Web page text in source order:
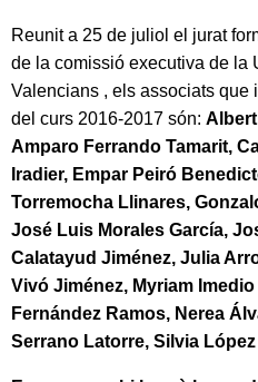
Reunit a 25 de juliol el jurat
de la comissió executiva de la
Valencians , els associats que
del curs 2016-2017 són:
Amparo Ferrando Tamarit,
Iradier, Empar Peiró
Torremocha Llinares,
José Luis Morales García,
Calatayud Jiménez, Julia
Vivó Jiménez, Myriam
Fernández Ramos, Nerea
Serrano Latorre, Silvia